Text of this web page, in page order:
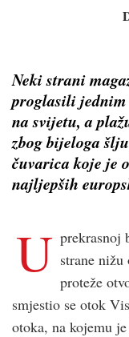
Neki strani
proglasili
na svijetu, a
zbog bijeloga
čuvarica koje je
najljepših
U prekrasnoj
strane
proteže
smjestio se otok
otoka, na kojemu